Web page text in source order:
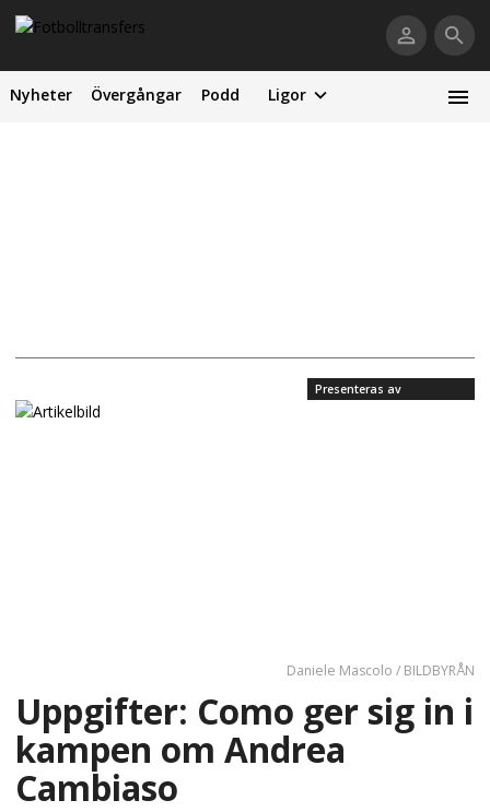
Nyheter Övergångar Podd Ligor
Presenteras av
Daniele Mascolo / BILDBYRÅN
Uppgifter: Como ger sig in i
kampen om Andrea
Cambiaso